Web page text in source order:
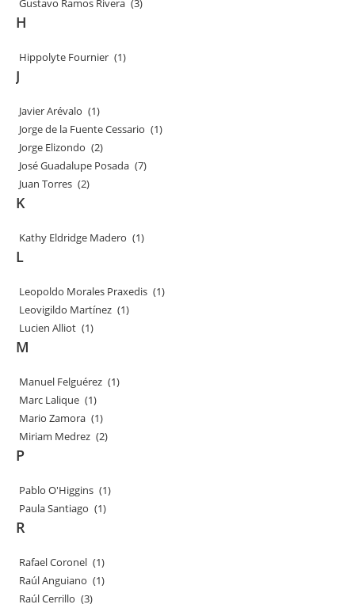
Gustavo Ramos Rivera (3)
H
Hippolyte Fournier (1)
J
Javier Arévalo (1)
Jorge de la Fuente Cessario (1)
Jorge Elizondo (2)
José Guadalupe Posada (7)
Juan Torres (2)
K
Kathy Eldridge Madero (1)
L
Leopoldo Morales Praxedis (1)
Leovigildo Martínez (1)
Lucien Alliot (1)
M
Manuel Felguérez (1)
Marc Lalique (1)
Mario Zamora (1)
Miriam Medrez (2)
P
Pablo O'Higgins (1)
Paula Santiago (1)
R
Rafael Coronel (1)
Raúl Anguiano (1)
Raúl Cerrillo (3)